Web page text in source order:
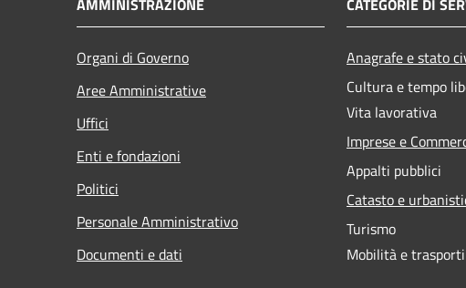
Organi di Governo
Aree Amministrative
Uffici
Enti e fondazioni
Politici
Personale Amministrativo
Documenti e dati
Anagrafe e stato
Cultura e tempo
Vita lavorativa
Imprese e
Appalti pubblici
Catasto e
Turismo
Mobilità e trasporti